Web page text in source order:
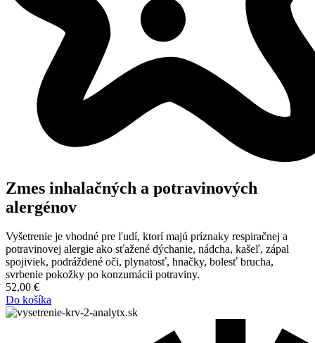
Zmes inhalačných a potravinových
alergénov
Vyšetrenie je vhodné pre ľudí, ktorí majú príznaky respiračnej a
potravinovej alergie ako sťažené dýchanie, nádcha, kašeľ, zápal
spojiviek, podráždené oči, plynatosť, hnačky, bolesť brucha,
svrbenie pokožky po konzumácii potraviny.
52,00 €
Do košíka